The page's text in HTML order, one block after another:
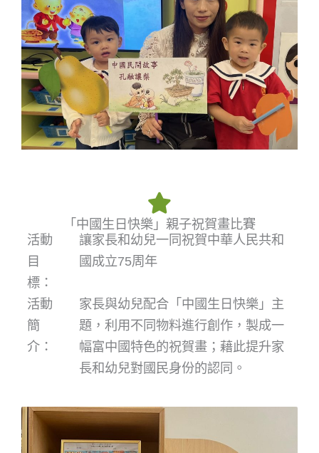
「中國生日快樂」親子祝賀畫比賽
活動
目
標：
讓家長和幼兒一同祝賀中華人民共和
國成立75周年
活動
簡
介：
家長與幼兒配合「中國生日快樂」主
題，利用不同物料進行創作，製成一
幅富中國特色的祝賀畫；藉此提升家
長和幼兒對國民身份的認同。